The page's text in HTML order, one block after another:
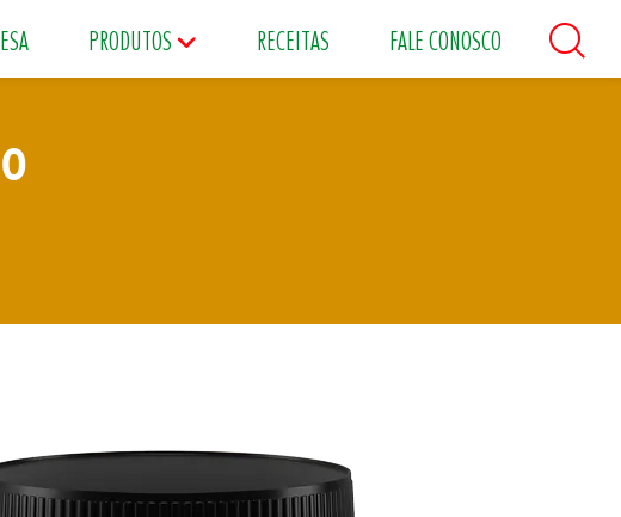
PRODUTOS
Temperos Food Service
RECEITAS FALE CONOSCO